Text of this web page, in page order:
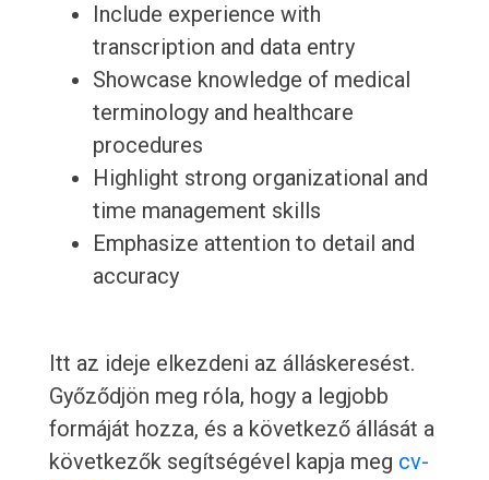
Include experience with
transcription and data entry
Showcase knowledge of medical
terminology and healthcare
procedures
Highlight strong organizational and
time management skills
Emphasize attention to detail and
accuracy
Itt az ideje elkezdeni az álláskeresést.
Győződjön meg róla, hogy a legjobb
formáját hozza, és a következő állását a
következők segítségével kapja meg cv-